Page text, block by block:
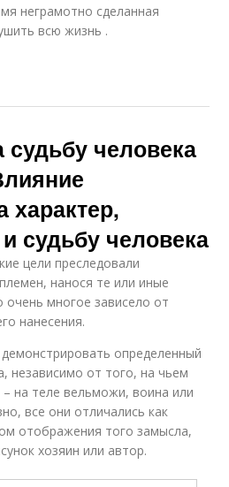
неграмотно сделанная
всю жизнь .
судьбу человека
характер,
судьбу человека
цели преследовали
нанося те или иные
очень многое зависело от
нанесения.
определенный
независимо от того, на чьем
на теле вельможи, воина или
все они отличались как
отображения того замысла,
хозяин или автор.